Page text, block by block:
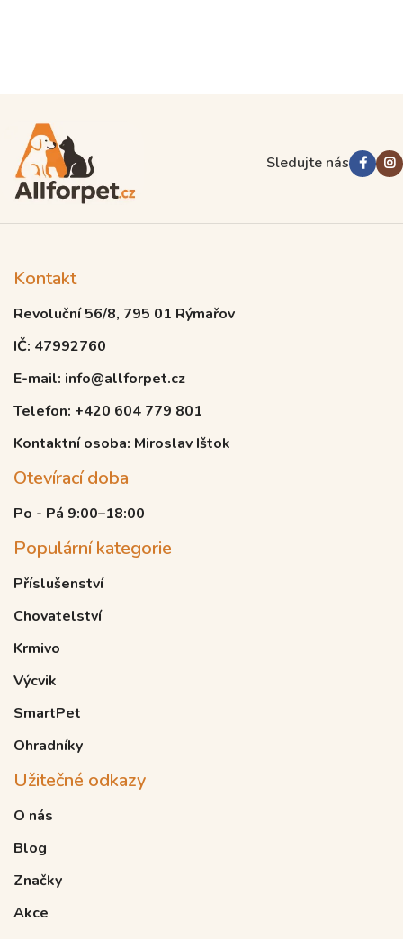
Sledujte nás
Kontakt
Revoluční 56/8, 795 01 Rýmařov
IČ: 47992760
E-mail: info@allforpet.cz
Telefon: +420 604 779 801
Kontaktní osoba: Miroslav Ištok
Otevírací doba
Po - Pá 9:00–18:00
Populární kategorie
Příslušenství
Chovatelství
Krmivo
Výcvik
SmartPet
Ohradníky
Užitečné odkazy
O nás
Blog
Značky
Akce